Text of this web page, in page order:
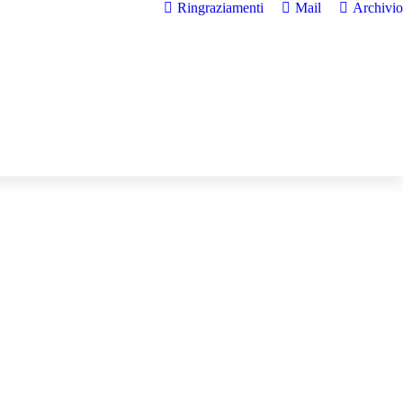
Ringraziamenti Mail Archivio